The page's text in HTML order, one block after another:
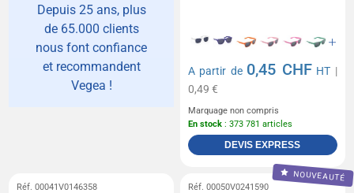
Depuis 25 ans, plus
de 65.000 clients
nous font confiance
et recommandent
Vegea !
A partir de 0,45 CHF HT |
0,49 €
Marquage non compris
En stock : 373 781 articles
DEVIS EXPRESS
Réf. 00041V0146358
NOUVEAUTÉ
Réf. 00050V0241590